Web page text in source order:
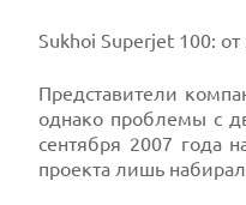
Sukhoi Superjet 100: от
Представители
однако проблемы с
сентября 2007 года
проекта лишь